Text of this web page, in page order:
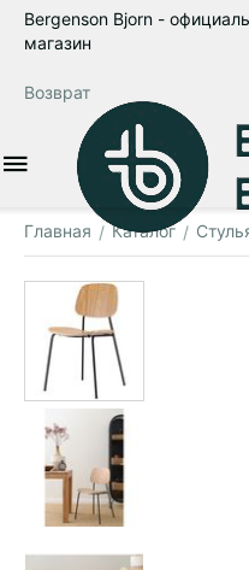
Bergenson Bjorn -
магазин
Возврат
Главная / Каталог /